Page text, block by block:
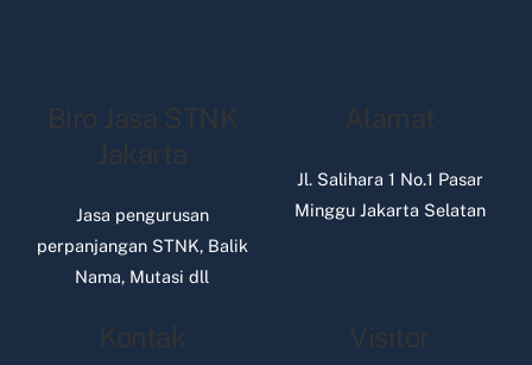
Biro Jasa STNK
Jakarta
Jasa pengurusan
perpanjangan STNK, Balik
Nama, Mutasi dll
Alamat
Jl. Salihara 1 No.1 Pasar
Minggu Jakarta Selatan
Kontak Visitor